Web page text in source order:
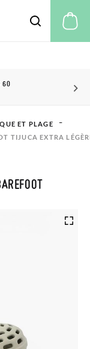
60
ET PLAGE
TIJUCA EXTRA